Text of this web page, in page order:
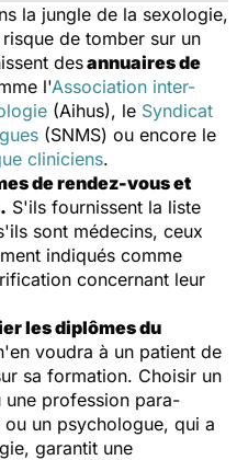
la jungle de la sexologie,
de tomber sur un
desannuaires de
l'Association inter-
(Aihus), le Syndicat
(SNMS) ou encore le
cliniciens.
de rendez-vous et
S'ils fournissent la liste
sont médecins, ceux
indiqués comme
concernant leur
les diplômes du
voudra à un patient de
sa formation. Choisir un
une profession para-
un psychologue, qui a
garantit une